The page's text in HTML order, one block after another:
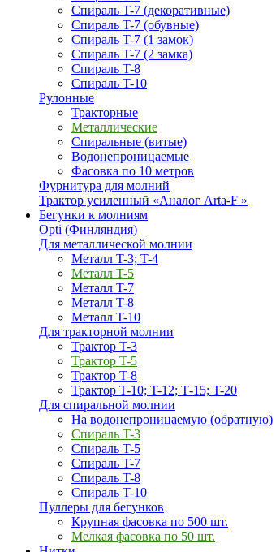
Спираль T-7 (декоративные)
Спираль T-7 (обувные)
Спираль T-7 (1 замок)
Спираль T-7 (2 замка)
Спираль T-8
Спираль T-10
Рулонные
Тракторные
Металлические
Спиральные (витые)
Водонепроницаемые
Фасовка по 10 метров
Фурнитура для молний
Трактор усиленный «Аналог Arta-F »
Бегунки к молниям
Opti (Финляндия)
Для металлической молнии
Металл T-3; T-4
Металл T-5
Металл T-7
Металл T-8
Металл T-10
Для тракторной молнии
Трактор T-3
Трактор T-5
Трактор T-8
Трактор T-10; T-12; Т-15; T-20
Для спиральной молнии
На водонепроницаемую (обратную)
Спираль T-3
Спираль T-5
Спираль T-7
Спираль T-8
Спираль T-10
Пуллеры для бегунков
Крупная фасовка по 500 шт.
Мелкая фасовка по 50 шт.